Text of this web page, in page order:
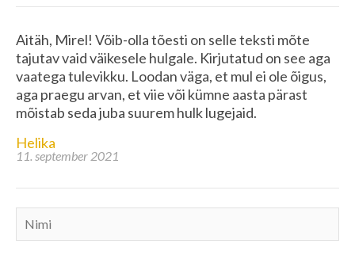
Aitäh, Mirel! Võib-olla tõesti on selle teksti mõte
tajutav vaid väikesele hulgale. Kirjutatud on see aga
vaatega tulevikku. Loodan väga, et mul ei ole õigus,
aga praegu arvan, et viie või kümne aasta pärast
mõistab seda juba suurem hulk lugejaid.
Helika
11. september 2021